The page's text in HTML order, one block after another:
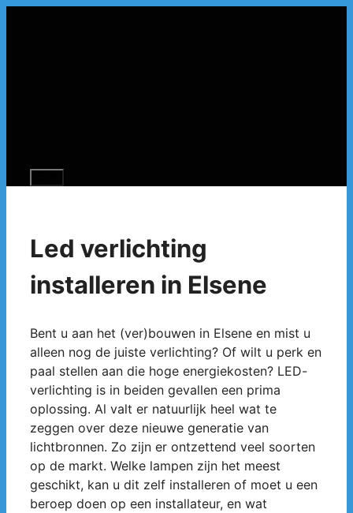
Led verlichting
installeren in Elsene
Bent u aan het (ver)bouwen in Elsene en mist u
alleen nog de juiste verlichting? Of wilt u perk en
paal stellen aan die hoge energiekosten? LED-
verlichting is in beiden gevallen een prima
oplossing. Al valt er natuurlijk heel wat te
zeggen over deze nieuwe generatie van
lichtbronnen. Zo zijn er ontzettend veel soorten
op de markt. Welke lampen zijn het meest
geschikt, kan u dit zelf installeren of moet u een
beroep doen op een installateur, en wat